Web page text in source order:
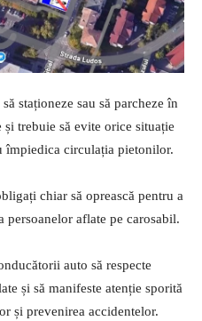
staționeze sau să parcheze în
trebuie să evite orice situație
împiedica circulația pietonilor.
chiar să oprească pentru a
persoanelor aflate pe carosabil.
auto să respecte
și să manifeste atenție sporită
și prevenirea accidentelor.